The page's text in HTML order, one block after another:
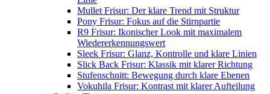
Mullet Frisur: Der klare Trend mit Struktur
Pony Frisur: Fokus auf die Stirnpartie
R9 Frisur: Ikonischer Look mit maximalem
Wiedererkennungswert
Sleek Frisur: Glanz, Kontrolle und klare Linien
Slick Back Frisur: Klassik mit klarer Richtung
Stufenschnitt: Bewegung durch klare Ebenen
Vokuhila Frisur: Kontrast mit klarer Aufteilung